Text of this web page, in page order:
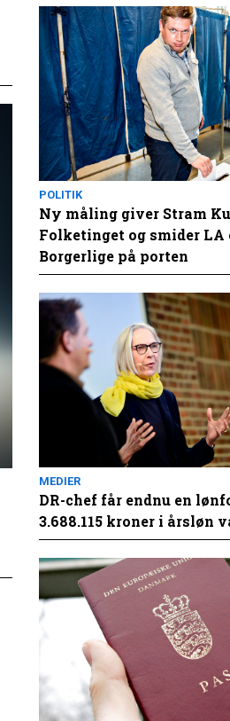
POLITIK
Ny måling giver Stram
Folketinget og smider LA
Borgerlige på porten
MEDIER
DR-chef får endnu en
3.688.115 kroner i årsløn